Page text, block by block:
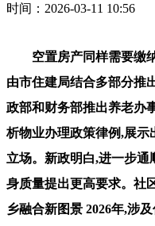
时间：2026-03-11 10:56
空置房产同样需要缴纳
由市住建局结合多部分推
政部和财务部推出养老办
析物业办理政策律例,展示
立场。新政明白,进一步
身质量提出更高要求。社
乡融合新图景 2026年,涉